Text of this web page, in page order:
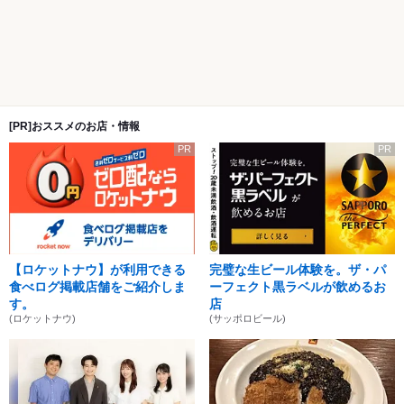
[PR]おススメのお店・情報
PR
【ロケットナウ】が利用できる
食べログ掲載店舗をご紹介しま
す。
(ロケットナウ)
PR
完璧な生ビール体験を。ザ・パ
ーフェクト黒ラベルが飲めるお
店
(サッポロビール)